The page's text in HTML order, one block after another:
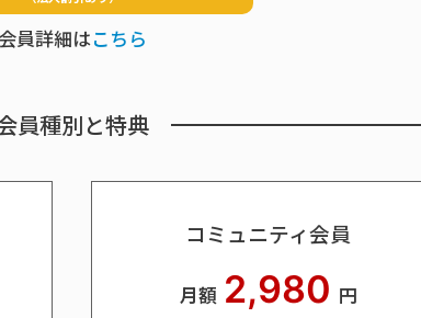
会員詳細はこちら
員種別と特典
コミュニティ会員
月額 2,980 円